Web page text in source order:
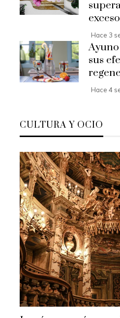
exceso
Hace 3
sus
Hace 4
CULTURA Y OCIO